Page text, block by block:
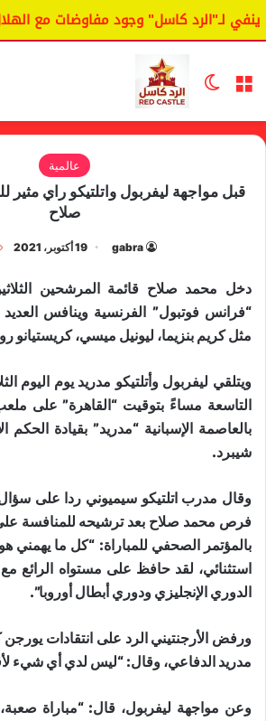
لـ"الرد كاسل" وجود مفاوضات مع
القائمة الوضع المظلم
عالمية
قبل مواجهة ليفربول واتلتيكو راي
صلاح
gabra 19 أكتوبر، 2021
دخل محمد صلاح قائمة المرشحين
“فرانس فوتبول” الفرنسية وينافس العديد
مثل كريم بنزيما، ليونيل ميسي، كريستيانو
ويتلقي ليفربول وأتلتيكو مدريد يوم اليوم
التاسعة مساءً بتوقيت “القاهرة” على ملعب
بالعاصمة الإسبانية “مدريد” بقيادة الحكم
شيبرد.
وقال مدرب اتلتيكو سيميوني ردا على
فرص محمد صلاح بعد ترشيحه للمنافسة على
بالمؤتمر الصحفي للمباراة: “كل ما يهمني
استثنائي، لقد حافظ على مستواه الرائع
الدوري الإنجليزي ودوري أبطال أوروبا”.
ورفض الأرجنتيني الرد على انتقادات يورجن
مدريد الدفاعي، وقال: “ليس لدي أي شيء
وعن مواجهة ليفربول، قال: “مباراة صعبة،